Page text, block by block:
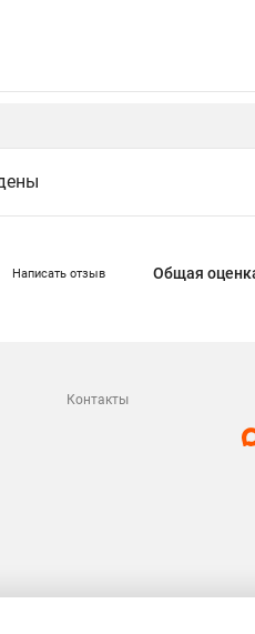
Написать отзыв Общая
Контакты